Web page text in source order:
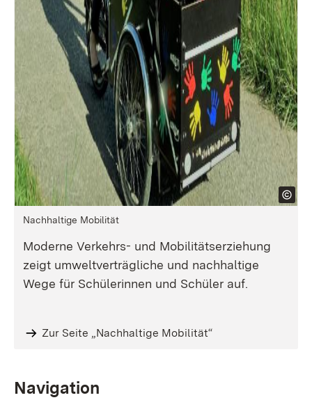
Nachhaltige Mobilität
Moderne Verkehrs- und Mobilitätserziehung
zeigt umweltverträgliche und nachhaltige
Wege für Schülerinnen und Schüler auf.
Zur Seite „Nachhaltige Mobilität“
Navigation